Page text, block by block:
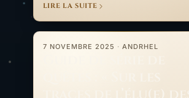
LIRE LA SUITE
7 NOVEMBRE 2025 · ANDRHEL
Guide de série de quêtes : « Sur les